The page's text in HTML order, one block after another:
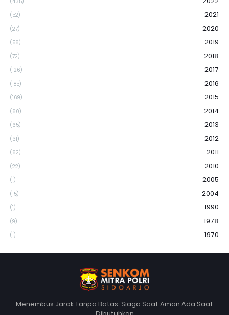
2021
(52)
2020
(27)
2019
(56)
2018
(72)
2017
(126)
2016
(185)
2015
(169)
2014
(60)
2013
(65)
2012
(31)
2011
(62)
2010
(22)
2005
(1)
2004
(15)
1990
(1)
1978
(9)
1970
(1)
Menembus Jarak Tanpa Batas. Siaga Saat Aman Ada Saat